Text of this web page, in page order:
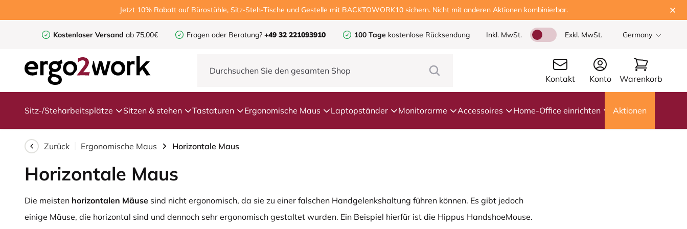
Jetzt 10% Rabatt auf Bürostühle, Sitz-Steh-Tische und Gestelle mit BACKTOWORK10 sichern. Nicht mit anderen Aktionen kombinierbar.
Kostenloser Versand ab 75,00€ Fragen oder Beratung? +49 32 221093910 100 Tage kostenlose Rücksendung Inkl. MwSt. Exkl. MwSt. Germany
Kontakt Konto Warenkorb
Sitz-/Steharbeitsplätze Sitzen & stehen Tastaturen Ergonomische Maus Laptopständer Monitorarme Accessoires Home-Office einrichten Aktionen
Zurück Ergonomische Maus Horizontale Maus
Horizontale Maus
Die meisten horizontalen Mäuse sind nicht ergonomisch, da sie zu einer falschen Handgelenkshaltung führen können. Es gibt jedoch
einige Mäuse, die horizontal sind und dennoch sehr ergonomisch gestaltet wurden. Ein Beispiel hierfür ist die Hippus HandshoeMouse.